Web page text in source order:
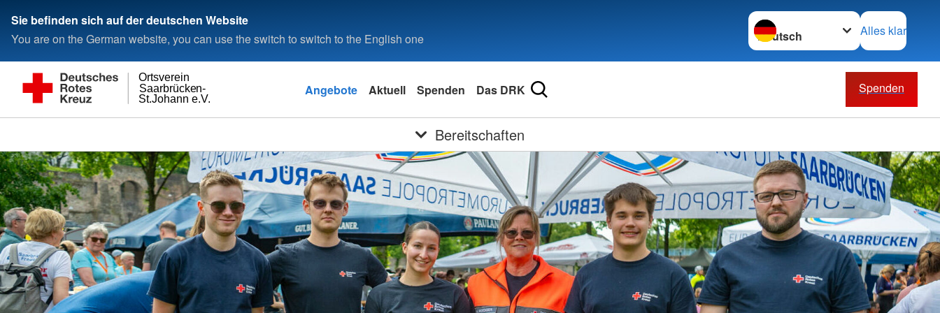
Sie befinden sich auf der deutschen Website
You are on the German website, you can use the switch to switch to the English one
Sprache wechseln zu
Alles klar
St.Johann e.V.
Saarbrücken-
Ortsverein
Angebote Aktuell Spenden Das DRK Spenden
Bereitschaften